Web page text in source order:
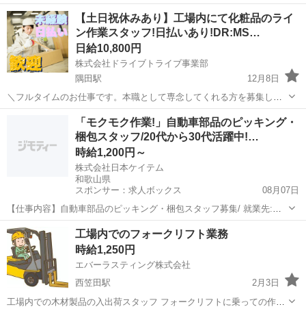
前払いあり】高時給1350～1687円！ 【コメント】 ＊未経験からお仕
事にチャレンジしたい方 ＊経験を活かしてさらにスキルアップしたい
方 ＊扶養内で...
和歌山 海南市 倉庫
【土日祝休みあり】工場内にて化粧品のライ
ン作業スタッフ!日払いあり!DR:MS…
日給10,800円
株式会社ドライブトライブ事業部
隅田駅
12月8日
＼フルタイムのお仕事です。本職として専念してくれる方を募集しま
す。／ 工場内にて化粧品のライン作業スタッフ 取扱商品・・・化粧品
残業有無・・・工場内 勤務時間・・・8:20～17:20 残業有無・・・あ
り ...
隅田駅 倉庫 ライン
「モクモク作業!」自動車部品のピッキング・
梱包スタッフ/20代から30代活躍中!…
時給1,200円～
株式会社日本ケイテム
和歌山県
スポンサー：求人ボックス
08月07日
【仕事内容】自動車部品のピッキング・梱包スタッフ募集/ 就業先:社
員食堂あり(給与天引きOK)・自動販売機あり・休憩室あり 自動車部品
を扱う工場の物流工程で、入出庫に関わる作業を担当します。荷卸
し・荷積みからピッキング、包装や梱包...
アルバイト・パート
工場内でのフォークリフト業務
時給1,250円
エバーラスティング株式会社
西笠田駅
2月3日
工場内での木材製品の入出荷スタッフ フォークリフトに乗っての作業